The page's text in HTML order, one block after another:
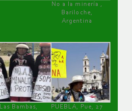
No a la minería ,
Bariloche,
Argentina
Las Bambas,
PUEBLA, Pue, 27